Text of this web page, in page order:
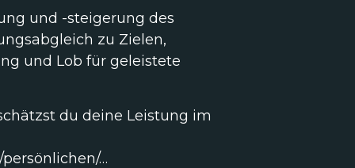
und -steigerung des
zu Zielen,
und Lob für geleistete
du deine Leistung im
…